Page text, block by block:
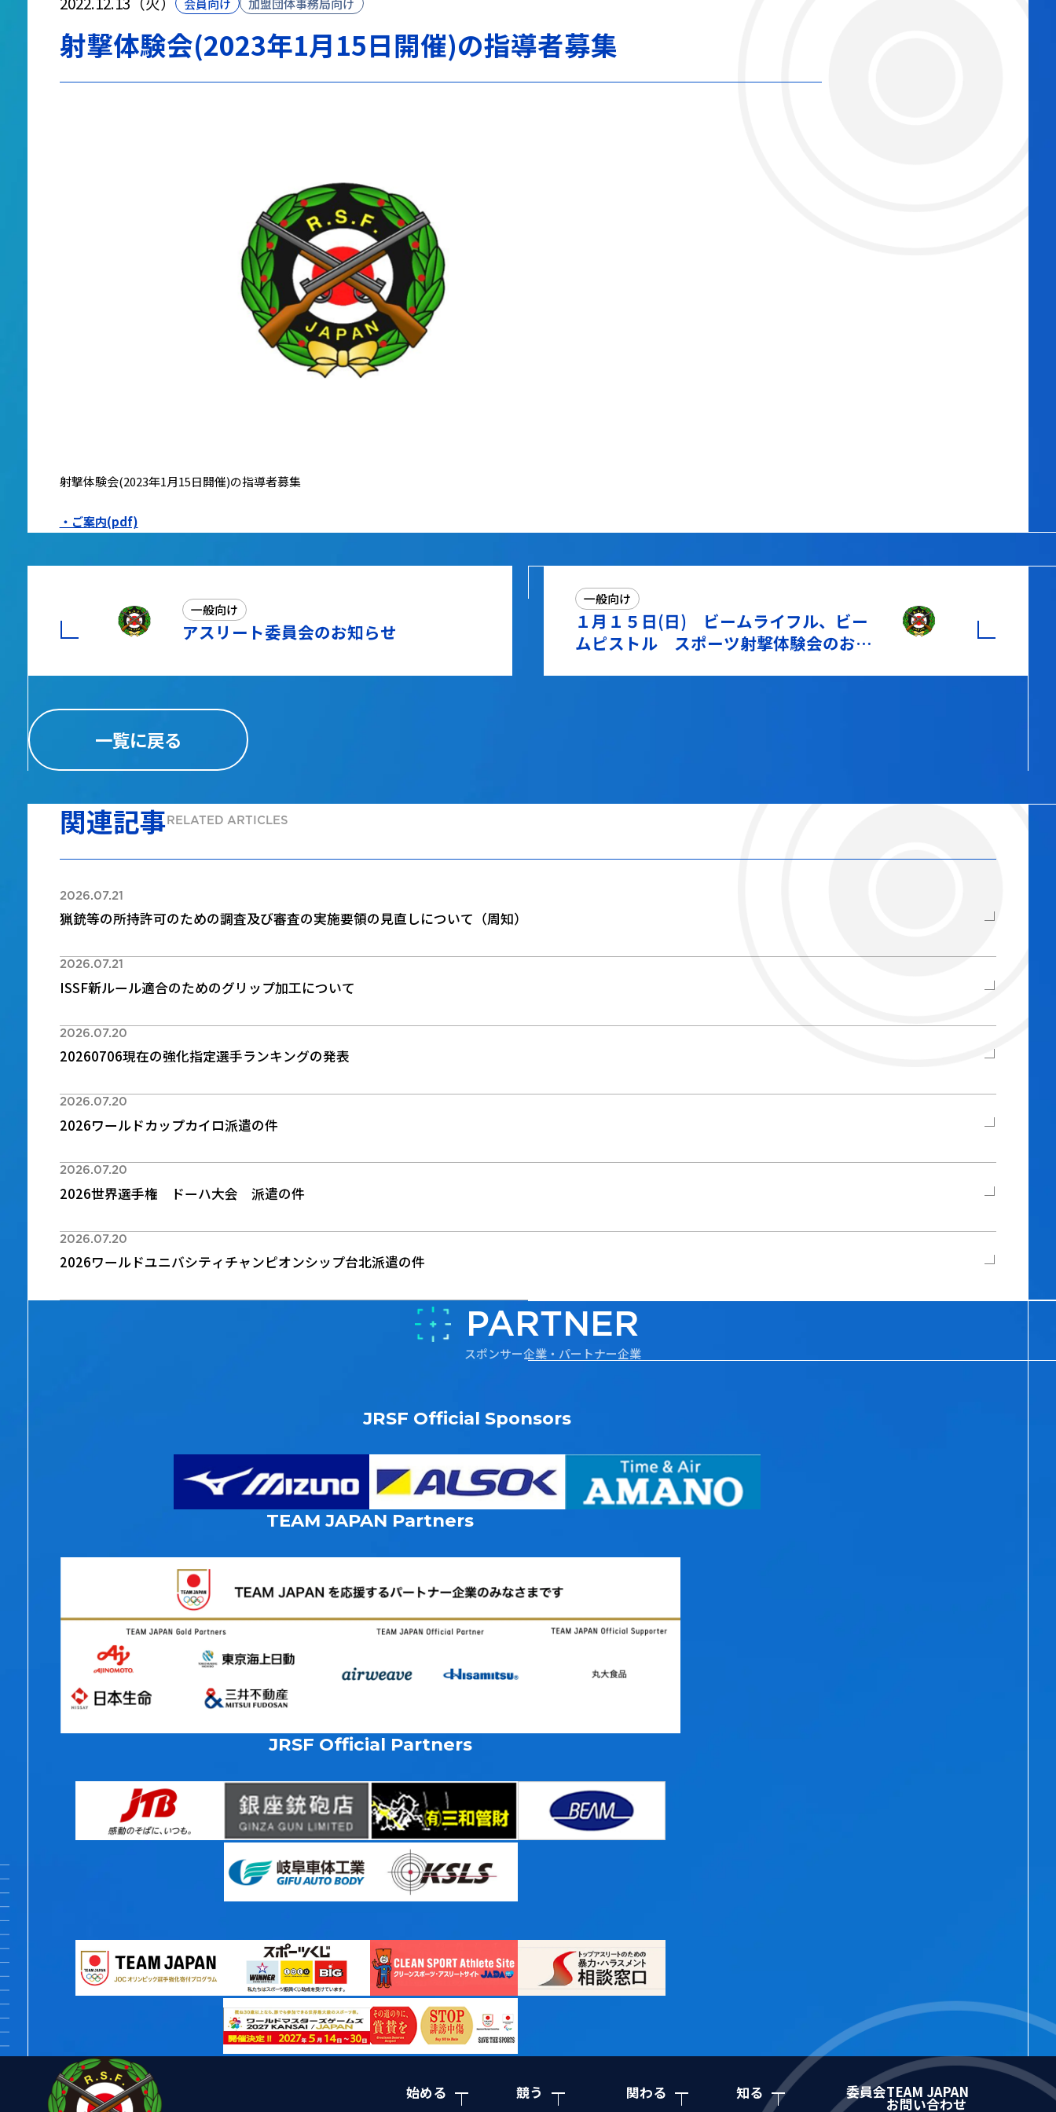
会員向け 加盟団体事務局向け
射撃体験会(2023年1月15日開催)の指導者募集
射撃体験会(2023年1月15日開催)の指導者募集
・ご案内(pdf)
一般向け
アスリート委員会のお知らせ
一般向け
１月１５日(日) ビームライフル、ビー
ムピストル スポーツ射撃体験会のお知
一覧に戻る
関連記事RELATED ARTICLES
2026.07.21
猟銃等の所持許可のための調査及び審査の実施要領の見直しについて（周知）
2026.07.21
ISSF新ルール適合のためのグリップ加工について
2026.07.20
20260706現在の強化指定選手ランキングの発表
2026.07.20
2026ワールドカップカイロ派遣の件
2026.07.20
2026世界選手権 ドーハ大会 派遣の件
2026.07.20
2026ワールドユニバシティチャンピオンシップ台北派遣の件
スポンサー企業・パートナー企業
PARTNER
JRSF Official Sponsors
TEAM JAPAN Partners
JRSF Official Partners
始める 競う 関わる 知る 委員会TEAM JAPAN
お問い合わせ